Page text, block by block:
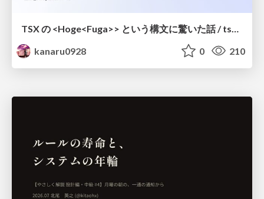
kanaru0928
0 210